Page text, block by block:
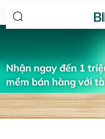
Nhận ngay đến 1
mềm bán hàng với